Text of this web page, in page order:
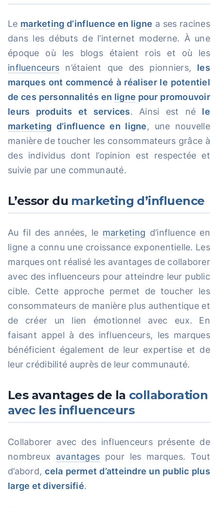
Le marketing d’influence en ligne a ses racines
dans les débuts de l’internet moderne. À une
époque où les blogs étaient rois et où les
influenceurs n’étaient que des pionniers, les
marques ont commencé à réaliser le potentiel
de ces personnalités en ligne pour promouvoir
leurs produits et services. Ainsi est né le
marketing d’influence en ligne, une nouvelle
manière de toucher les consommateurs grâce à
des individus dont l’opinion est respectée et
suivie par une communauté.
L’essor du marketing d’influence
Au fil des années, le marketing d’influence en
ligne a connu une croissance exponentielle. Les
marques ont réalisé les avantages de collaborer
avec des influenceurs pour atteindre leur public
cible. Cette approche permet de toucher les
consommateurs de manière plus authentique et
de créer un lien émotionnel avec eux. En
faisant appel à des influenceurs, les marques
bénéficient également de leur expertise et de
leur crédibilité auprès de leur communauté.
Les avantages de la collaboration
avec les influenceurs
Collaborer avec des influenceurs présente de
nombreux avantages pour les marques. Tout
d’abord,cela permet d’atteindre un public plus
large et diversifié.